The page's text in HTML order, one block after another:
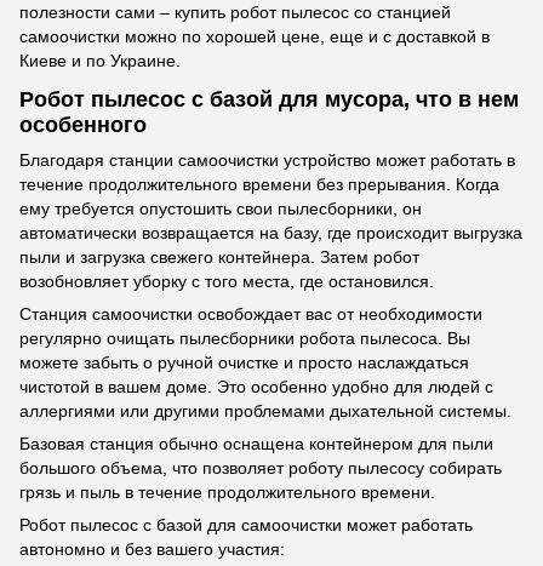
полезности сами – купить робот пылесос со станцией
самоочистки можно по хорошей цене, еще и с доставкой в
Киеве и по Украине.
Робот пылесос с базой для мусора, что в нем
особенного
Благодаря станции самоочистки устройство может работать в
течение продолжительного времени без прерывания. Когда
ему требуется опустошить свои пылесборники, он
автоматически возвращается на базу, где происходит выгрузка
пыли и загрузка свежего контейнера. Затем робот
возобновляет уборку с того места, где остановился.
Станция самоочистки освобождает вас от необходимости
регулярно очищать пылесборники робота пылесоса. Вы
можете забыть о ручной очистке и просто наслаждаться
чистотой в вашем доме. Это особенно удобно для людей с
аллергиями или другими проблемами дыхательной системы.
Базовая станция обычно оснащена контейнером для пыли
большого объема, что позволяет роботу пылесосу собирать
грязь и пыль в течение продолжительного времени.
Робот пылесос с базой для самоочистки может работать
автономно и без вашего участия: